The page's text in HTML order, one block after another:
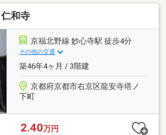
和寺
京福北野線 妙心寺駅 徒歩4分
その他の交通
築46年4ヶ月 / 3階建
京都府京都市右京区龍安寺塔ノ
下町
2.40万円